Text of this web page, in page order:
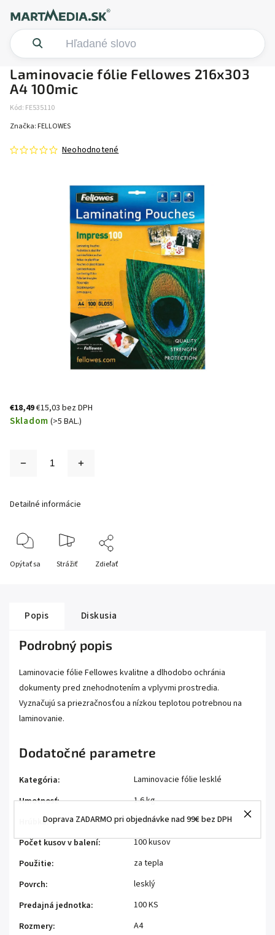
Doprava ZADARMO pri objednávke nad 99€ bez DPH
Laminovacie fólie Fellowes 216x303
A4 100mic
Kód: FE535110
Neohodnotené
Značka: FELLOWES
€18,49€15,03 bez DPH
Skladom (>5 BAL.)
Detailné informácie
Opýtať sa Strážiť Zdieľať
Popis Diskusia
Podrobný popis
Laminovacie fólie Fellowes kvalitne a dlhodobo ochránia
dokumenty pred znehodnotením a vplyvmi prostredia.
Vyznačujú sa priezračnosťou a nízkou teplotou potrebnou na
laminovanie.
Dodatočné parametre
Kategória:
Laminovacie fólie lesklé
Hmotnosť:
1.6 kg
Hrúbka:
100 μm
Počet kusov v balení:
100 kusov
Použitie:
za tepla
Povrch:
lesklý
Predajná jednotka:
100 KS
Rozmery:
A4